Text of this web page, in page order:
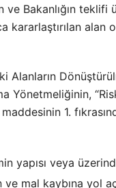
ve Bakanlığın teklifi
kararlaştırılan alan
Alanların
Yönetmeliğinin,
1.
yapısı veya
ve mal kaybına yol